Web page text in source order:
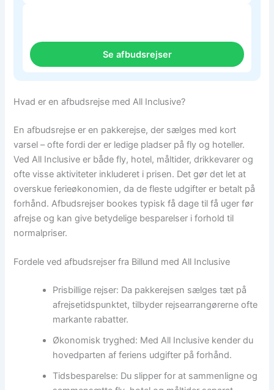
Se afbudsrejser
Hvad er en afbudsrejse med All Inclusive?
En afbudsrejse er en pakkerejse, der sælges med kort
varsel – ofte fordi der er ledige pladser på fly og hoteller.
Ved All Inclusive er både fly, hotel, måltider, drikkevarer og
ofte visse aktiviteter inkluderet i prisen. Det gør det let at
overskue ferieøkonomien, da de fleste udgifter er betalt på
forhånd. Afbudsrejser bookes typisk få dage til få uger før
afrejse og kan give betydelige besparelser i forhold til
normalpriser.
Fordele ved afbudsrejser fra Billund med All Inclusive
Prisbillige rejser: Da pakkerejsen sælges tæt på
afrejsetidspunktet, tilbyder rejsearrangørerne ofte
markante rabatter.
Økonomisk tryghed: Med All Inclusive kender du
hovedparten af feriens udgifter på forhånd.
Tidsbesparelse: Du slipper for at sammenligne og